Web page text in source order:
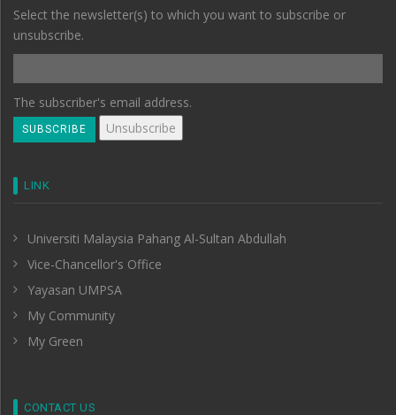
Select the newsletter(s) to which you want to subscribe or
unsubscribe.
The subscriber's email address.
LINK
Universiti Malaysia Pahang Al-Sultan Abdullah
Vice-Chancellor's Office
Yayasan UMPSA
My Community
My Green
CONTACT US